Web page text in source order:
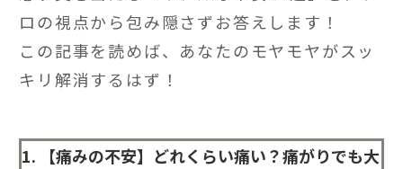
ロの視点から包み隠さずお答えします！
この記事を読めば、あなたのモヤモヤがスッ
キリ解消するはず！
1. 【痛みの不安】どれくらい痛い？痛がりでも大